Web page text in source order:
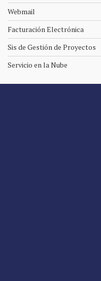
Webmail
Facturación Electrónica
Sis de Gestión de Proyectos
Servicio en la Nube